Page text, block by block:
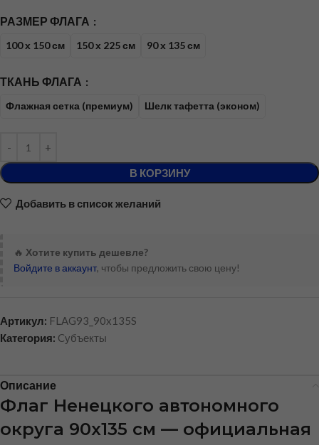
РАЗМЕР ФЛАГА
100 х 150 см 150 х 225 см 90 х 135 см
ТКАНЬ ФЛАГА
Флажная сетка (премиум) Шелк тафетта (эконом)
В КОРЗИНУ
Добавить в список желаний
🔥 Хотите купить дешевле?
Войдите в аккаунт, чтобы предложить свою цену!
Артикул: FLAG93_90x135S
Категория: Cубъекты
Описание
Флаг Ненецкого автономного
округа 90х135 см — официальная